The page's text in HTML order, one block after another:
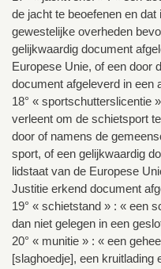
de jacht te beoefenen en
gewestelijke overheden
gelijkwaardig document
Europese Unie, of een door
document afgeleverd in een
18° « sportschutterslicentie
verleent om de schietsport
door of namens de
sport, of een gelijkwaardig
lidstaat van de Europese
Justitie erkend document
19° « schietstand » : « een
dan niet gelegen in een
20° « munitie » : « een
[slaghoedje], een kruitlading